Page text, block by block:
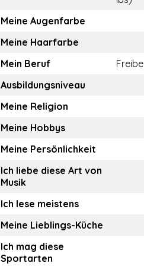
Meine Augenfarbe
Meine Haarfarbe
Mein Beruf
Ausbildungsniveau
Meine Religion
Meine Hobbys
Meine Persönlichkeit
Ich liebe diese Art von
Musik
Ich lese meistens
Meine Lieblings-Küche
Ich mag diese
Sportarten